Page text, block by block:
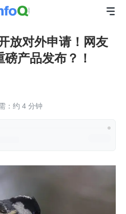
放对外申请！网友
产品发布？！
：约 4 分钟